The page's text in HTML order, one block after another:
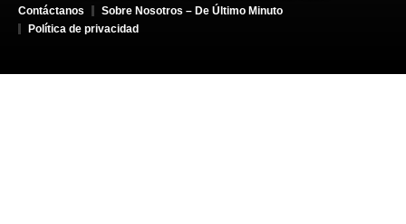
Contáctanos
Sobre Nosotros – De Último Minuto
Política de privacidad